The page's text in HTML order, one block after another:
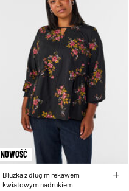
NOWOŚĆ
Bluzka z dlugim rekawem i
kwiatowym nadrukiem